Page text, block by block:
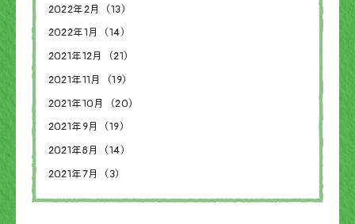
2022年2月（13）
2022年1月（14）
2021年12月（21）
2021年11月（19）
2021年10月（20）
2021年9月（19）
2021年8月（14）
2021年7月（3）